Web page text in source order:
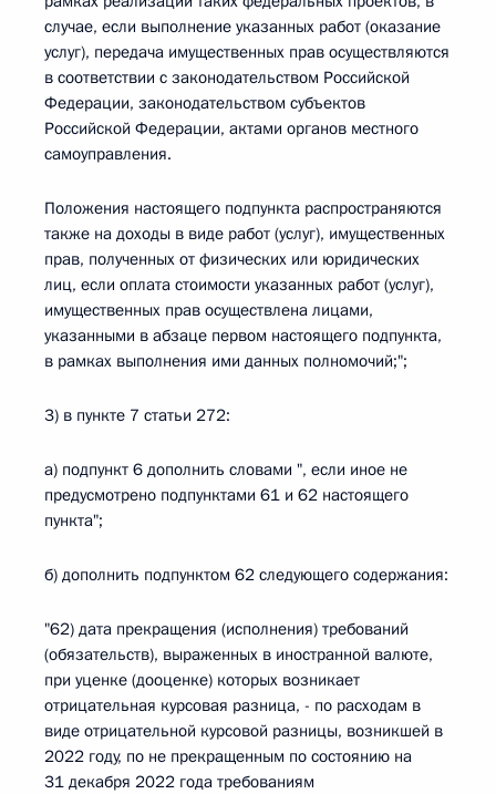
случае, если выполнение указанных работ (оказание
услуг), передача имущественных прав осуществляются
в соответствии с законодательством Российской
Федерации, законодательством субъектов
Российской Федерации, актами органов местного
самоуправления.
Положения настоящего подпункта распространяются
также на доходы в виде работ (услуг), имущественных
прав, полученных от физических или юридических
лиц, если оплата стоимости указанных работ (услуг),
имущественных прав осуществлена лицами,
указанными в абзаце первом настоящего подпункта,
в рамках выполнения ими данных полномочий;";
3) в пункте 7 статьи 272:
а) подпункт 6 дополнить словами ", если иное не
предусмотрено подпунктами 61 и 62 настоящего
пункта";
б) дополнить подпунктом 62 следующего содержания:
"62) дата прекращения (исполнения) требований
(обязательств), выраженных в иностранной валюте,
при уценке (дооценке) которых возникает
отрицательная курсовая разница, - по расходам в
виде отрицательной курсовой разницы, возникшей в
2022 году, по не прекращенным по состоянию на
31 декабря 2022 года требованиям